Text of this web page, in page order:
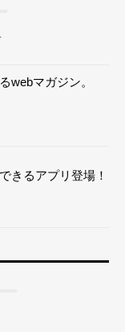
webマガジン。
きるアプリ登場！